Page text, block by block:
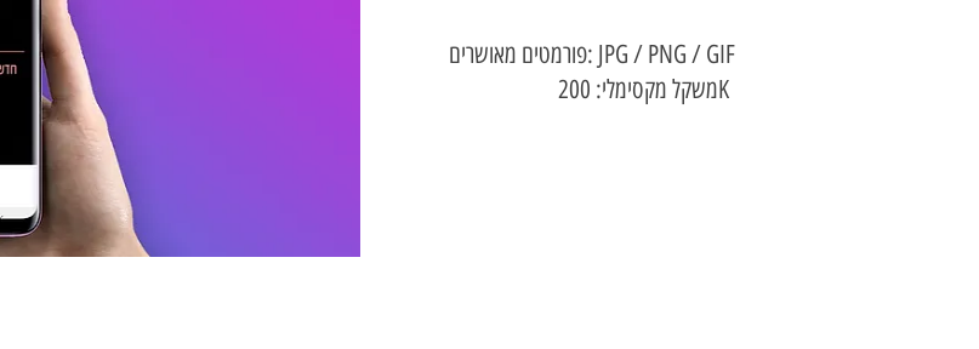
פורמטים מאושרים: JPG / PNG / GIF
משקל מקסימלי: 200K